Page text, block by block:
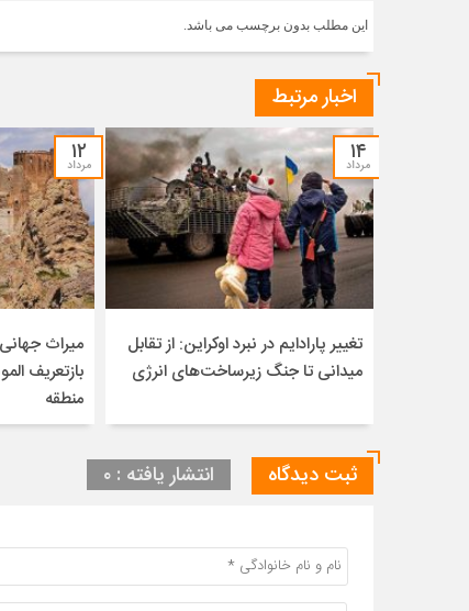
این مطلب بدون برچسب می باشد.
اخبار مرتبط
۱۴
مرداد
تغییر پارادایم در نبرد اوکراین: از تقابل
میدانی تا جنگ زیرساخت‌های انرژی
۱۲
مرداد
میراث
بازتعریف
منطقه
ثبت دیدگاه انتشار یافته : ۰